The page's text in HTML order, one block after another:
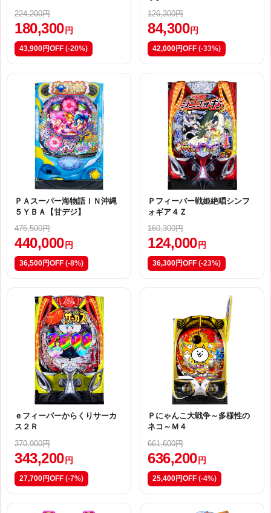
224,200円
180,300 円
43,900円OFF (-20%)
126,300円
84,300 円
42,000円OFF (-33%)
ＰＡスーパー海物語ＩＮ沖縄
５ＹＢＡ【甘デジ】
476,500円
440,000 円
36,500円OFF (-8%)
Ｐフィーバー戦姫絶唱シンフ
ォギア４Ｚ
160,300円
124,000 円
36,300円OFF (-23%)
ｅフィーバーからくりサーカ
ス２Ｒ
370,900円
343,200 円
27,700円OFF (-7%)
Ｐにゃんこ大戦争～多様性の
ネコ～Ｍ４
661,600円
636,200 円
25,400円OFF (-4%)